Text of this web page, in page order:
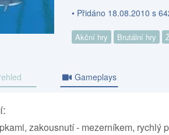
• Přidáno 18.08.2010 s
Akční hry Brutální hry
Gameplays
zakousnutí - mezerníkem, rychlý